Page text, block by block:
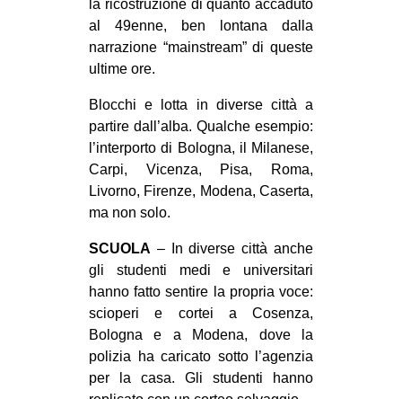
la ricostruzione di quanto accaduto
al 49enne, ben lontana dalla
narrazione “mainstream” di queste
ultime ore.
Blocchi e lotta in diverse città a
partire dall’alba. Qualche esempio:
l’interporto di Bologna, il Milanese,
Carpi, Vicenza, Pisa, Roma,
Livorno, Firenze, Modena, Caserta,
ma non solo.
SCUOLA – In diverse città anche
gli studenti medi e universitari
hanno fatto sentire la propria voce:
scioperi e cortei a Cosenza,
Bologna e a Modena, dove la
polizia ha caricato sotto l’agenzia
per la casa. Gli studenti hanno